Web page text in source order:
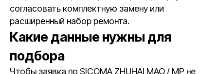
согласовать комплектную замену или
расширенный набор ремонта.
Какие данные нужны для
подбора
Чтобы заявка по SICOMA ZHUHAI MAO / MP не